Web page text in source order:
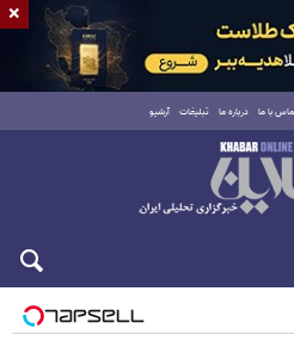
با ما درباره ما تبلیغات آرشیو
×